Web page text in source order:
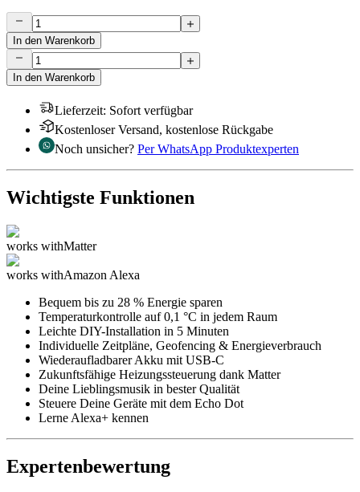
In den Warenkorb
In den Warenkorb
Lieferzeit: Sofort verfügbar
Kostenloser Versand, kostenlose Rückgabe
Noch unsicher? Per WhatsApp Produktexperten
Wichtigste Funktionen
works withMatter
works withAmazon Alexa
Bequem bis zu 28 % Energie sparen
Temperaturkontrolle auf 0,1 °C in jedem Raum
Leichte DIY-Installation in 5 Minuten
Individuelle Zeitpläne, Geofencing & Energieverbrauch
Wiederaufladbarer Akku mit USB-C
Zukunftsfähige Heizungssteuerung dank Matter
Deine Lieblingsmusik in bester Qualität
Steuere Deine Geräte mit dem Echo Dot
Lerne Alexa+ kennen
Expertenbewertung